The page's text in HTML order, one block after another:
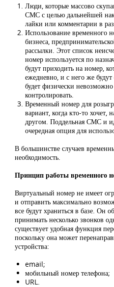
Люди, которые массово
СМС с целью дальнейшей
лайки или комментарии в
Использование временного
бизнеса,
рассылки. Этот список
номер используется по
будут приходить на номер,
ежедневно, и с него же
будет физически
контролировать.
Временный номер для
вариант, когда кто-то
другом. Поддельная СМС и
очередная опция для
В большинстве случаев
необходимость.
Принцип работы временного
Виртуальный номер не имеет
и отправить максимально
все будут храниться в базе. Он
принимать несколько звонков
существует удобная функция
поскольку она может
устройства:
email;
мобильный номер телефона;
URL.